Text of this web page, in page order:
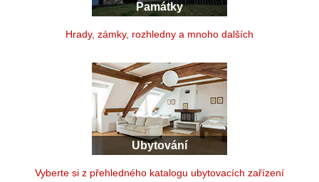
Památky
Hrady, zámky, rozhledny a mnoho dalších
Ubytování
Vyberte si z přehledného katalogu ubytovacích zařízení